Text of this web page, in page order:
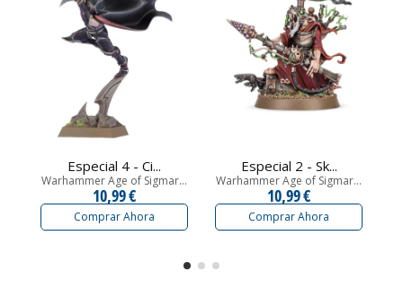
Especial 4 - Ci...
Warhammer Age of Sigmar...
10,99 €
Comprar Ahora
Especial 2 - Sk...
Warhammer Age of Sigmar...
10,99 €
Comprar Ahora